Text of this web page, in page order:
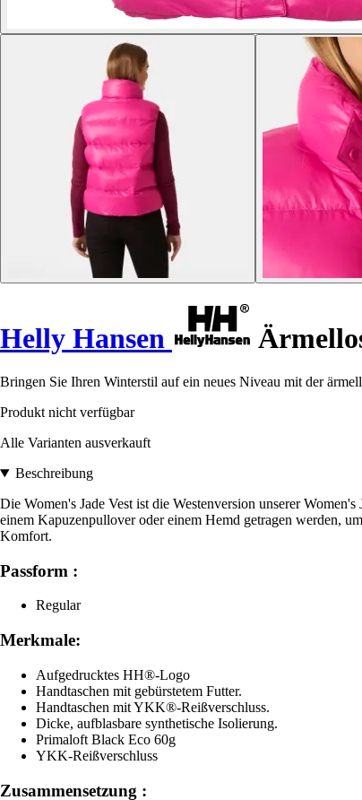
Helly Hansen
Bringen Sie Ihren Winterstil auf ein neues Niveau mit der
Produkt nicht verfügbar
Alle Varianten ausverkauft
Beschreibung
Die Women's Jade Vest ist die Westenversion unserer
einem Kapuzenpullover oder einem Hemd getragen werden,
Komfort.
Passform :
Regular
Merkmale:
Aufgedrucktes HH®-Logo
Handtaschen mit gebürstetem Futter.
Handtaschen mit YKK®-Reißverschluss.
Dicke, aufblasbare synthetische Isolierung.
Primaloft Black Eco 60g
YKK-Reißverschluss
Zusammensetzung :